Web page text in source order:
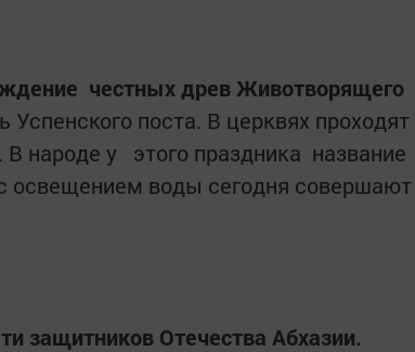
честных древ Животворящего
Успенского поста. В церквях проходят
В народе у этого праздника название
освещением воды сегодня совершают
защитников Отечества Абхазии.